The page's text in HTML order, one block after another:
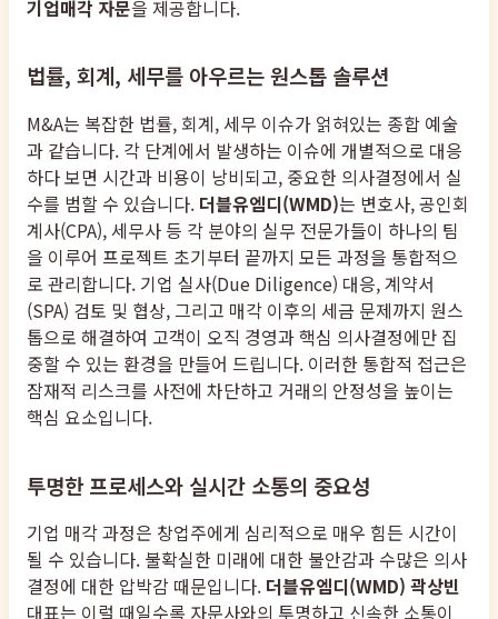
기업매각 자문을 제공합니다.
법률, 회계, 세무를 아우르는 원스톱 솔루션
M&A는 복잡한 법률, 회계, 세무 이슈가 얽혀있는 종합 예술
과 같습니다. 각 단계에서 발생하는 이슈에 개별적으로 대응
하다 보면 시간과 비용이 낭비되고, 중요한 의사결정에서 실
수를 범할 수 있습니다. 더블유엠디(WMD)는 변호사, 공인회
계사(CPA), 세무사 등 각 분야의 실무 전문가들이 하나의 팀
을 이루어 프로젝트 초기부터 끝까지 모든 과정을 통합적으
로 관리합니다. 기업 실사(Due Diligence) 대응, 계약서
(SPA) 검토 및 협상, 그리고 매각 이후의 세금 문제까지 원스
톱으로 해결하여 고객이 오직 경영과 핵심 의사결정에만 집
중할 수 있는 환경을 만들어 드립니다. 이러한 통합적 접근은
잠재적 리스크를 사전에 차단하고 거래의 안정성을 높이는
핵심 요소입니다.
투명한 프로세스와 실시간 소통의 중요성
기업 매각 과정은 창업주에게 심리적으로 매우 힘든 시간이
될 수 있습니다. 불확실한 미래에 대한 불안감과 수많은 의사
결정에 대한 압박감 때문입니다. 더블유엠디(WMD) 곽상빈
대표는 이럴 때일수록 자문사와의 투명하고 신속한 소통이